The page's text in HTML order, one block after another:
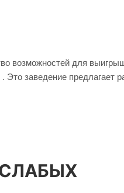
возможностей для
. Это заведение предлагает